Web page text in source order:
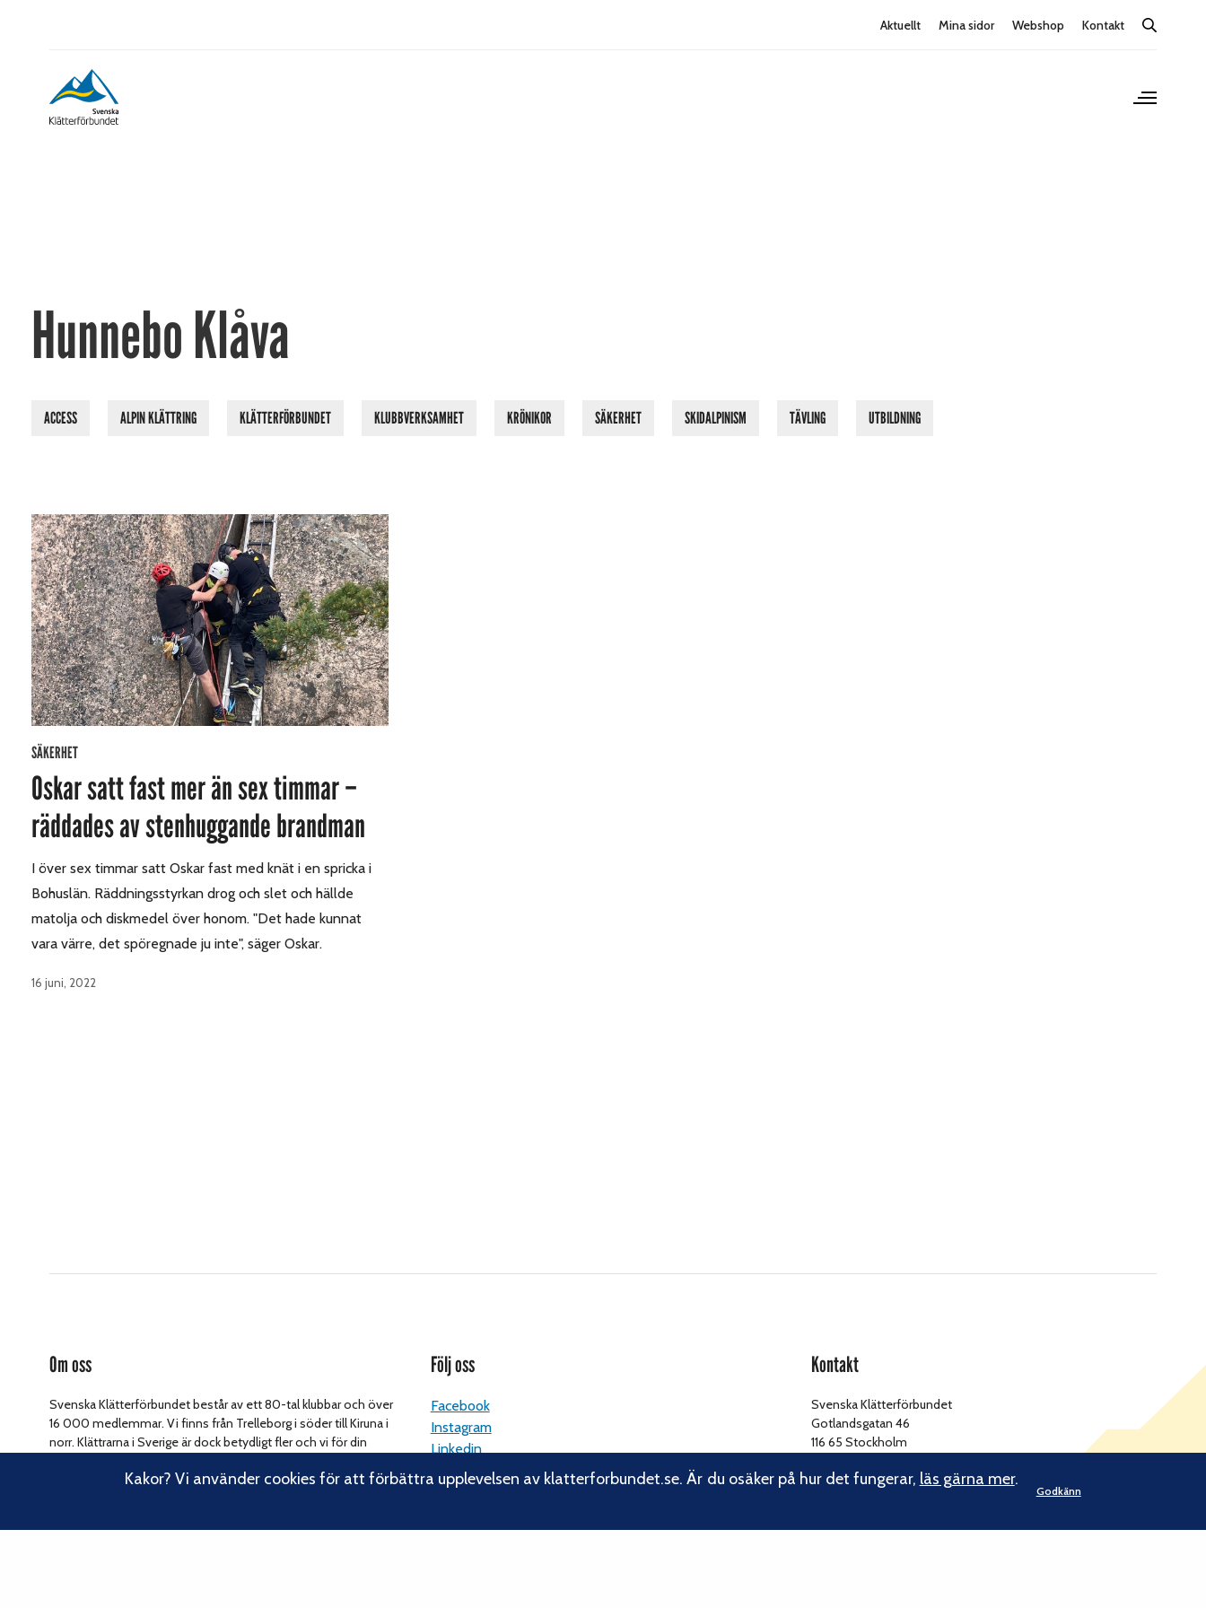
Aktuellt Mina sidor Webshop Kontakt
Hunnebo Klåva
ACCESS ALPIN KLÄTTRING KLÄTTERFÖRBUNDET KLUBBVERKSAMHET KRÖNIKOR SÄKERHET SKIDALPINISM TÄVLING UTBILDNING
SÄKERHET
Oskar satt fast mer än sex timmar –
räddades av stenhuggande brandman
I över sex timmar satt Oskar fast med knät i en spricka i
Bohuslän. Räddningsstyrkan drog och slet och hällde
matolja och diskmedel över honom. "Det hade kunnat
vara värre, det spöregnade ju inte", säger Oskar.
16 juni, 2022
Om oss
Svenska Klätterförbundet består av ett 80-tal klubbar och över
16 000 medlemmar. Vi finns från Trelleborg i söder till Kiruna i
norr. Klättrarna i Sverige är dock betydligt fler och vi för din
hållbarhetsarbete.
Följ oss
Facebook
Instagram
Linkedin
Nyhetsbrev
Kontakt
Svenska Klätterförbundet
Gotlandsgatan 46
116 65 Stockholm
E-post: kansliet@klatterforbundet.rf.se
Kakor? Vi använder cookies för att förbättra upplevelsen av klatterforbundet.se. Är du osäker på hur det fungerar, läs gärna mer.
Godkänn